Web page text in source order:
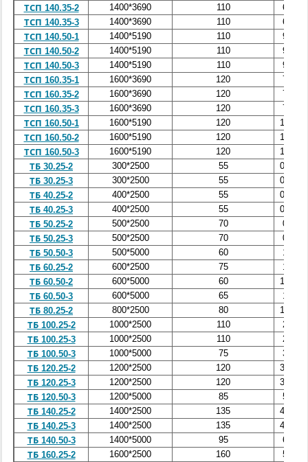
ТСП 140.35-2
1400*3690 110
6,3
ТСП 140.35-3
1400*3690 110
6,3
ТСП 140.50-1
1400*5190 110
9,0
ТСП 140.50-2
1400*5190 110
9,0
ТСП 140.50-3
1400*5190 110
9,0
ТСП 160.35-1
1600*3690 120
7,5
ТСП 160.35-2
1600*3690 120
7,5
ТСП 160.35-3
1600*3690 120
7,5
ТСП 160.50-1
1600*5190 120
10,5
ТСП 160.50-2
1600*5190 120
10,5
ТСП 160.50-3
1600*5190 120
10,5
ТБ 30.25-2
300*2500 55
0,43
ТБ 30.25-3
300*2500 55
0,43
ТБ 40.25-2
400*2500 55
0,61
ТБ 40.25-3
400*2500 55
0,61
ТБ 50.25-2
500*2500 70
0,9
ТБ 50.25-3
500*2500 70
0,9
ТБ 50.50-3
500*5000 60
1,4
ТБ 60.25-2
600*2500 75
1,1
ТБ 60.50-2
600*5000 60
1,65
ТБ 60.50-3
600*5000 65
1,9
ТБ 80.25-2
800*2500 80
1,64
ТБ 100.25-2
1000*2500 110
2,5
ТБ 100.25-3
1000*2500 110
2,5
ТБ 100.50-3
1000*5000 75
3,6
ТБ 120.25-2
1200*2500 120
3,55
ТБ 120.25-3
1200*2500 120
3,55
ТБ 120.50-3
1200*5000 85
5,0
ТБ 140.25-2
1400*2500 135
4,56
ТБ 140.25-3
1400*2500 135
4,56
ТБ 140.50-3
1400*5000 95
6,7
ТБ 160.25-2
1600*2500 160
5,9